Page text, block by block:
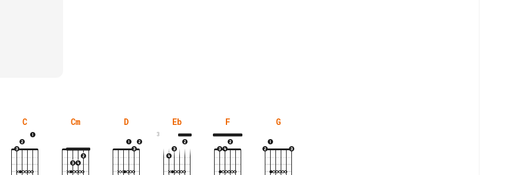
C Cm D Eb
3
F G